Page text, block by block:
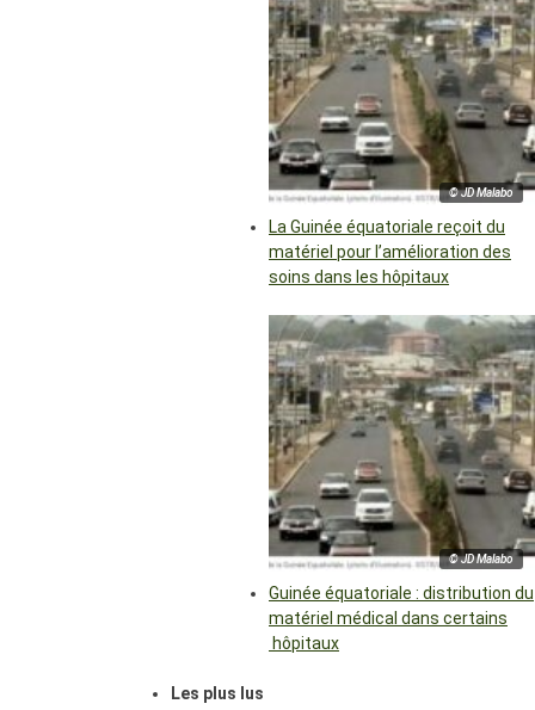
© JD Malabo
La Guinée équatoriale reçoit du
matériel pour l’amélioration des
soins dans les hôpitaux
© JD Malabo
Guinée équatoriale : distribution du
matériel médical dans certains
hôpitaux
Les plus lus